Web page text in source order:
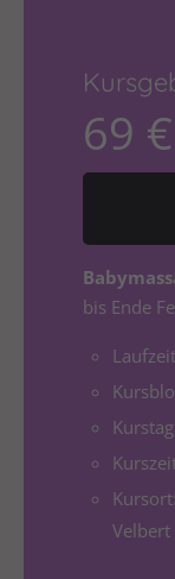
Drop us a
About us
Lorem ipsum
adipiscing elit.
Aenean
parturient
quam felis,
69 €
bis Ende
Velbert